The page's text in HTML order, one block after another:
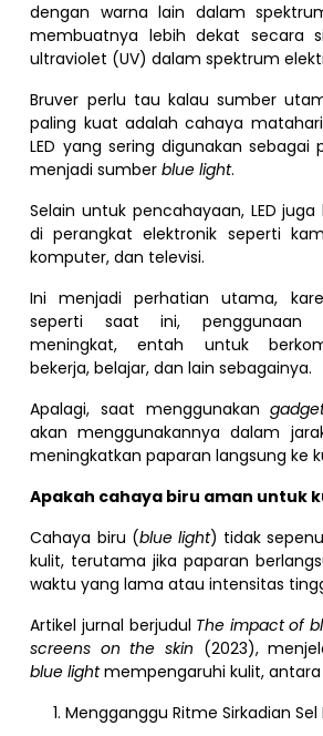
dengan warna lain dalam
membuatnya lebih dekat secara
ultraviolet (UV) dalam spektrum
Bruver perlu tau kalau sumber
paling kuat adalah cahaya
LED yang sering digunakan sebagai
menjadi sumberblue light.
Selain untuk pencahayaan, LED
di perangkat elektronik seperti
komputer, dan televisi.
Ini menjadi perhatian utama,
seperti saat ini, penggunaan
meningkat, entah untuk
bekerja, belajar, dan lain sebagainya.
Apalagi, saat menggunakan
akan menggunakannya dalam
meningkatkan paparan langsung ke
Apakah cahaya biru aman untuk
Cahaya biru (blue light) tidak
kulit, terutama jika paparan
waktu yang lama atau intensitas
Artikel jurnal berjudul The impact of
screens on the skin (2023),
blue lightmempengaruhi kulit, antara
Mengganggu Ritme Sirkadian Sel